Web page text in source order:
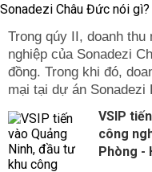
Trong qúy II, doanh
nghiệp của Sonadezi
đồng. Trong khi đó,
mại tại dự án
VSIP
công
Phòng -